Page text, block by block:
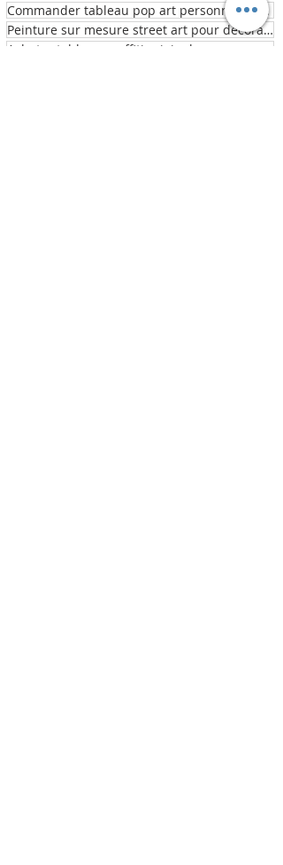
Commander tableau pop art personnalisé France
Peinture sur mesure street art pour décoration intérieure